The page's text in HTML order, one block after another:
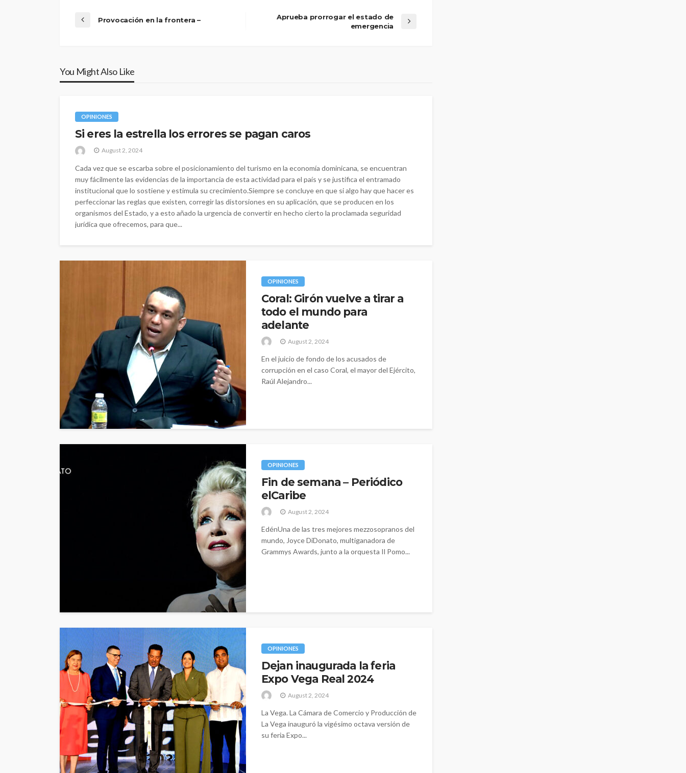
Provocación en la frontera –
Aprueba prorrogar el estado de
emergencia
You Might Also Like
OPINIONES
Si eres la estrella los errores se pagan caros
August 2, 2024
Cada vez que se escarba sobre el posicionamiento del turismo en la economía dominicana, se encuentran
muy fácilmente las evidencias de la importancia de esta actividad para el país y se justifica el entramado
institucional que lo sostiene y estimula su crecimiento.Siempre se concluye en que si algo hay que hacer es
perfeccionar las reglas que existen, corregir las distorsiones en su aplicación, que se producen en los
organismos del Estado, y a esto añado la urgencia de convertir en hecho cierto la proclamada seguridad
jurídica que ofrecemos, para que...
OPINIONES
Coral: Girón vuelve a tirar a
todo el mundo para
adelante
August 2, 2024
En el juicio de fondo de los acusados de
corrupción en el caso Coral, el mayor del Ejército,
Raúl Alejandro...
OPINIONES
Fin de semana – Periódico
elCaribe
August 2, 2024
EdénUna de las tres mejores mezzosopranos del
mundo, Joyce DiDonato, multiganadora de
Grammys Awards, junto a la orquesta Il Pomo...
OPINIONES
Dejan inaugurada la feria
Expo Vega Real 2024
August 2, 2024
La Vega. La Cámara de Comercio y Producción de
La Vega inauguró la vigésimo octava versión de
su feria Expo...